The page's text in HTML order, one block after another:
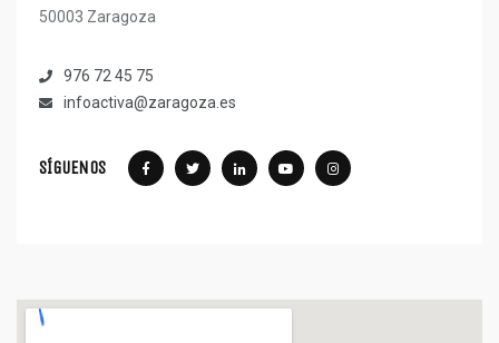
50003 Zaragoza
976 72 45 75
infoactiva@zaragoza.es
SÍGUENOS